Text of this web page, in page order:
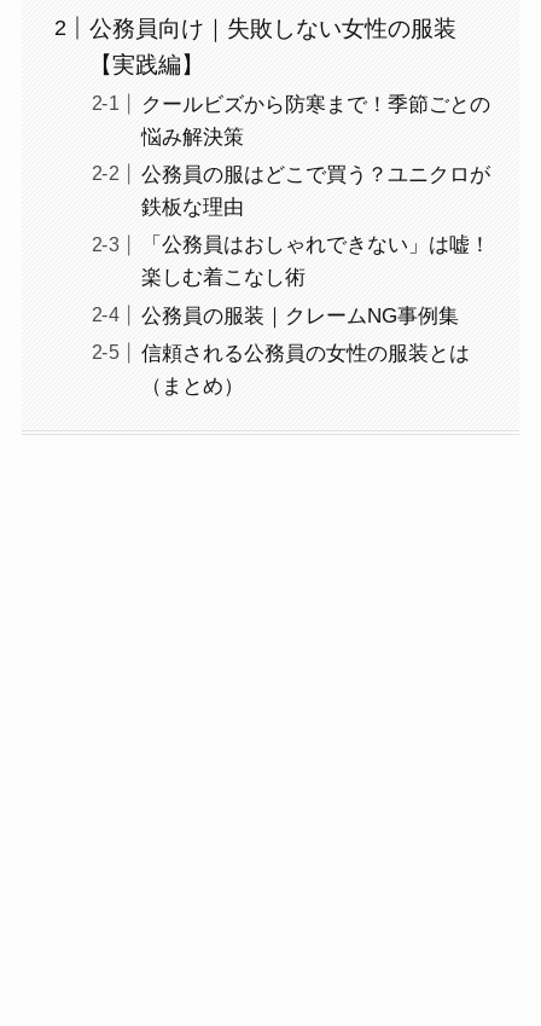
公務員向け｜失敗しない女性の服装
【実践編】
クールビズから防寒まで！季節ごとの
悩み解決策
公務員の服はどこで買う？ユニクロが
鉄板な理由
「公務員はおしゃれできない」は嘘！
楽しむ着こなし術
公務員の服装｜クレームNG事例集
信頼される公務員の女性の服装とは
（まとめ）